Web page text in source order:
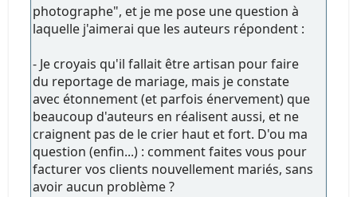
photographe", et je me pose une question à
laquelle j'aimerai que les auteurs répondent :
- Je croyais qu'il fallait être artisan pour faire
du reportage de mariage, mais je constate
avec étonnement (et parfois énervement) que
beaucoup d'auteurs en réalisent aussi, et ne
craignent pas de le crier haut et fort. D'ou ma
question (enfin...) : comment faites vous pour
facturer vos clients nouvellement mariés, sans
avoir aucun problème ?